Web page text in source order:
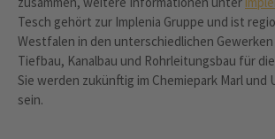
Tesch gehört zur Implenia Gruppe und ist
Westfalen in den unterschiedlichen
Tiefbau, Kanalbau und Rohrleitungsbau für
Sie werden zukünftig im Chemiepark Marl und
sein.